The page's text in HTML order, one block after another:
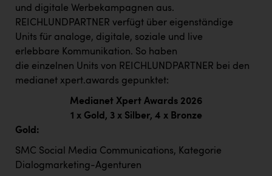
Ruderclub Wels
SCRI - Salzburg Cancer Research Institute
SCHMACHTL GmbH
Schwingshandl - automation technology gmbh
Seher + Partner
Smurfit Westrock Nettingsdorf
TCL
TGW Logistics
und digitale Werbekampagnen aus.
REICHLUNDPARTNER verfügt über eigenständige
Units für analoge, digitale, soziale und live
erlebbare Kommunikation. So haben
die einzelnen Units von REICHLUNDPARTNER bei den
medianet xpert.awards gepunktet:
Medianet Xpert Awards 2026
1 x Gold, 3 x Silber, 4 x Bronze
Gold:
SMC Social Media Communications, Kategorie
Dialogmarketing-Agenturen